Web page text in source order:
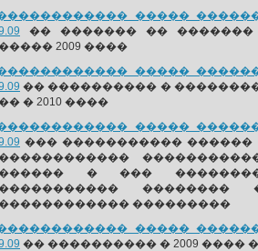
�����
�� ������� �� �������
2009 ����
�����
�� ���������� �
� 2010 ����
�����
��� �����������
� ���
���������
�����
�� ���������� � 2009